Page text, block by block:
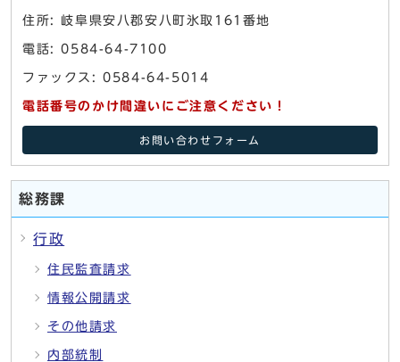
住所: 岐阜県安八郡安八町氷取161番地
電話: 0584-64-7100
ファックス: 0584-64-5014
電話番号のかけ間違いにご注意ください！
お問い合わせフォーム
総務課
行政
住民監査請求
情報公開請求
その他請求
内部統制